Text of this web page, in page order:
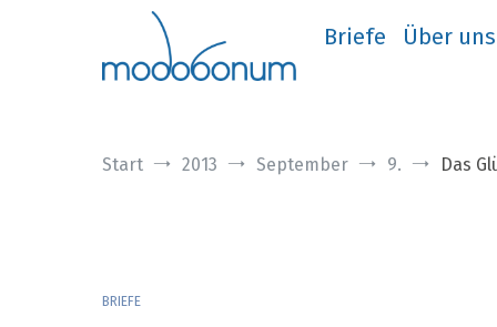
Briefe Über uns
Start 2013 September 9. Das
BRIEFE